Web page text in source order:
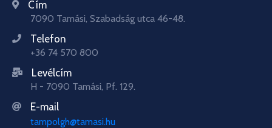
Cím
7090 Tamási, Szabadság utca 46-48.
Telefon
+36 74 570 800
Levélcím
H - 7090 Tamási, Pf. 129.
E-mail
tampolgh@tamasi.hu